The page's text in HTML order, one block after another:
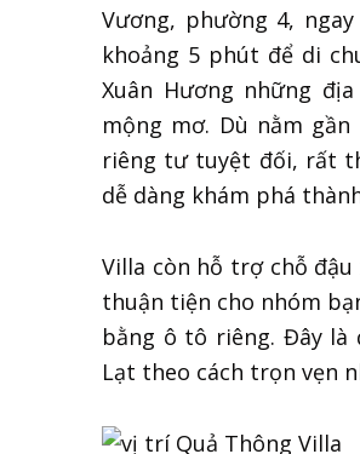
Vương, phường 4,
khoảng 5 phút để di
Xuân Hương những
mộng mơ. Dù nằm
riêng tư tuyệt đối, rất
dễ dàng khám phá
Villa còn hỗ trợ chỗ đậu
thuận tiện cho nhóm
bằng ô tô riêng. Đây
Lạt theo cách trọn vẹn